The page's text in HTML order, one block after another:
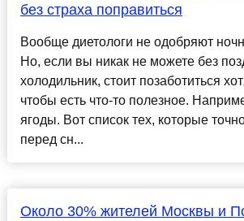
без страха поправиться
Вообще диетологи не одобряют
Но, если вы никак не можете без
холодильник, стоит позаботиться
чтобы есть что-то полезное.
ягоды. Вот список тех, которые
перед сн...
Около 30% жителей Москвы и